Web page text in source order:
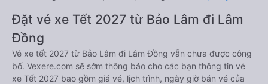
Đặt vé xe Tết 2027 từ Bảo Lâm đi Lâm
Đồng
Vé xe tết 2027 từ Bảo Lâm đi Lâm Đồng vẫn chưa được công
bố. Vexere.com sẽ sớm thông báo cho các bạn thông tin vé
xe Tết 2027 bao gồm giá vé, lịch trình, ngày giờ bán vé của